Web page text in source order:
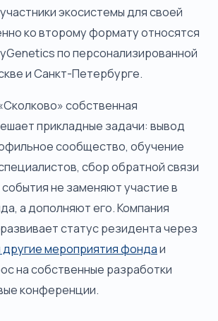
экосистемы для своей
ко второму формату относятся
по персонализированной
и Санкт-Петербурге.
собственная
прикладные задачи: вывод
сообщество, обучение
сбор обратной связи
не заменяют участие в
а дополняют его. Компания
статус резидента через
другие мероприятия фондаи
на собственные разработки
конференции.